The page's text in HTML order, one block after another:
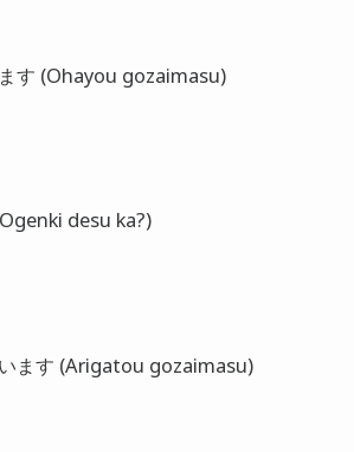
す (Ohayou gozaimasu)
desu ka?)
ます (Arigatou gozaimasu)